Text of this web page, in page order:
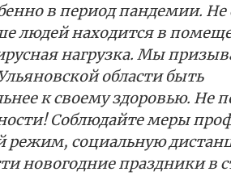
в период пандемии. Не
людей находится в
нагрузка. Мы
области быть
к своему здоровью. Не
Соблюдайте меры
режим, социальную
новогодние праздники в